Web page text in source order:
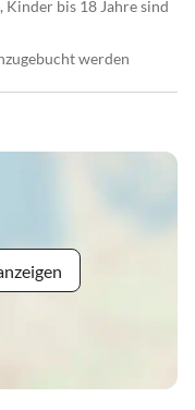
Kinder bis 18 Jahre sind
werden